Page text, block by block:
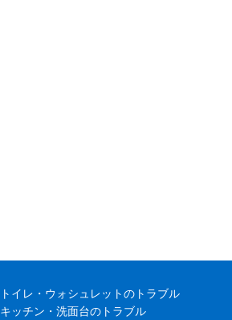
トイレ・ウォシュレットのトラブル
キッチン・洗面台のトラブル